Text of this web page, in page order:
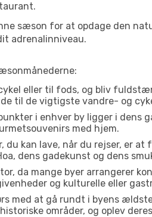
sæson for at opdage den
adrenalinniveau.
eller til fods, og bliv
til de vigtigste vandre- og
i enhver by ligger i dens
med hjem.
kan lave, når du rejser, er at
dens gadekunst og dens
da mange byer arrangerer
og kulturelle eller
med at gå rundt i byens
områder, og oplev